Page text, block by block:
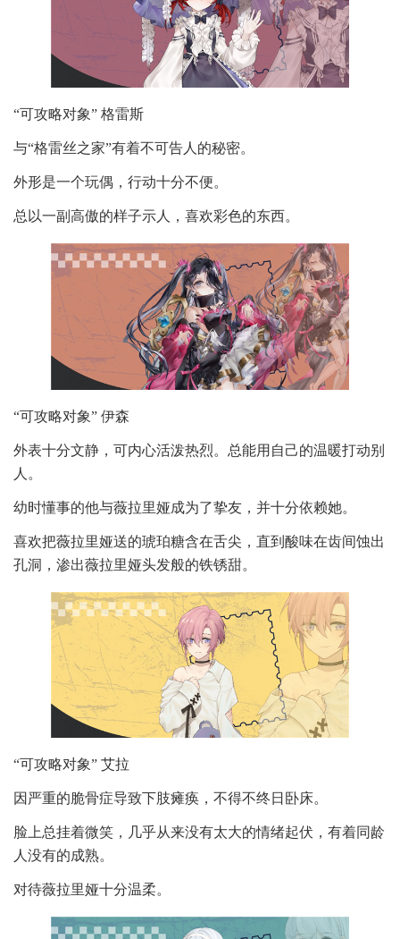
“可攻略对象” 格雷斯
与“格雷丝之家”有着不可告人的秘密。
外形是一个玩偶，行动十分不便。
总以一副高傲的样子示人，喜欢彩色的东西。
“可攻略对象” 伊森
外表十分文静，可内心活泼热烈。总能用自己的温暖打动别
人。
幼时懂事的他与薇拉里娅成为了挚友，并十分依赖她。
喜欢把薇拉里娅送的琥珀糖含在舌尖，直到酸味在齿间蚀出
孔洞，渗出薇拉里娅头发般的铁锈甜。
“可攻略对象” 艾拉
因严重的脆骨症导致下肢瘫痪，不得不终日卧床。
脸上总挂着微笑，几乎从来没有太大的情绪起伏，有着同龄
人没有的成熟。
对待薇拉里娅十分温柔。